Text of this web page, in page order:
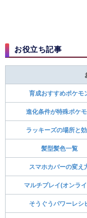
お役立ち記事
育成おすすめポケモ
進化条件が特殊ポケ
ラッキーズの場所と
髪型髪色一覧
スマホカバーの変え
マルチプレイ(オンラ
そうぐうパワーレシ